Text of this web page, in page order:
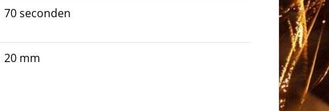
70 seconden
20 mm